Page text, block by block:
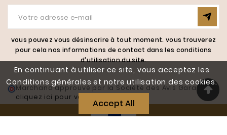
En continuant à utiliser ce site, vous acceptez les
Conditions générales et notre utilisation des cookies.
Accept All
vous pouvez vous désinscrire à tout moment. vous trouverez
pour cela nos informations de contact dans les conditions
d'utilisation du site.
Marchand approuvé par la Société des Avis Garantis,
cliquez ici pour vérifier